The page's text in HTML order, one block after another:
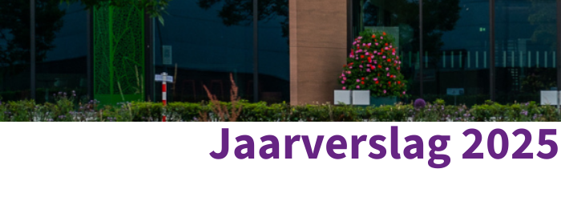
Jaarverslag 2025